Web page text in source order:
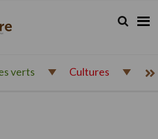
verts Cultures